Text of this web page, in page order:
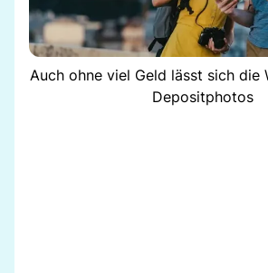
Auch ohne viel Geld lässt sich die
Depositphotos